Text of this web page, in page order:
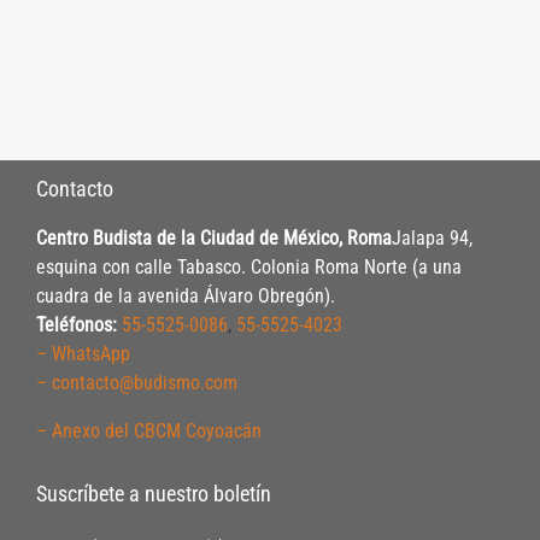
Contacto
Centro Budista de la Ciudad de México, RomaJalapa 94,
esquina con calle Tabasco. Colonia Roma Norte (a una
cuadra de la avenida Álvaro Obregón).
Teléfonos: 55-5525-0086, 55-5525-4023
– WhatsApp
– contacto@budismo.com
– Anexo del CBCM Coyoacán
Suscríbete a nuestro boletín